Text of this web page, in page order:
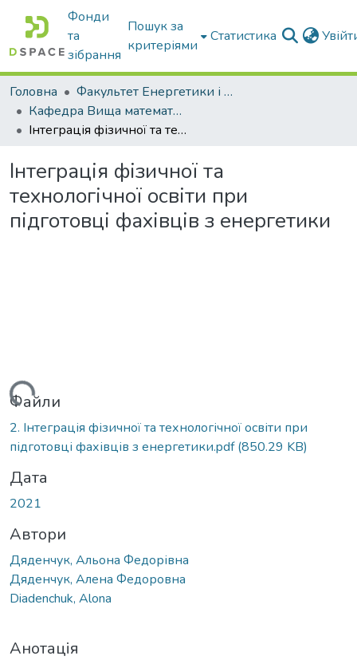
Фонди
та
зібрання
Пошук за
критеріями
Статистика
Головна
Факультет Енергетики і комп'ютерних технологій
Кафедра Вища математика та фізика
Інтеграція фізичної та технологічної освіти при підготовці фахівців з енергетики
Інтеграція фізичної та
технологічної освіти при
підготовці фахівців з енергетики
Файли
2. Інтеграція фізичної та технологічної освіти при
підготовці фахівців з енергетики.pdf(850.29 KB)
Дата
2021
Автори
Дяденчук, Альона Федорівна
Дяденчук, Алена Федоровна
Diadenchuk, Alona
Анотація